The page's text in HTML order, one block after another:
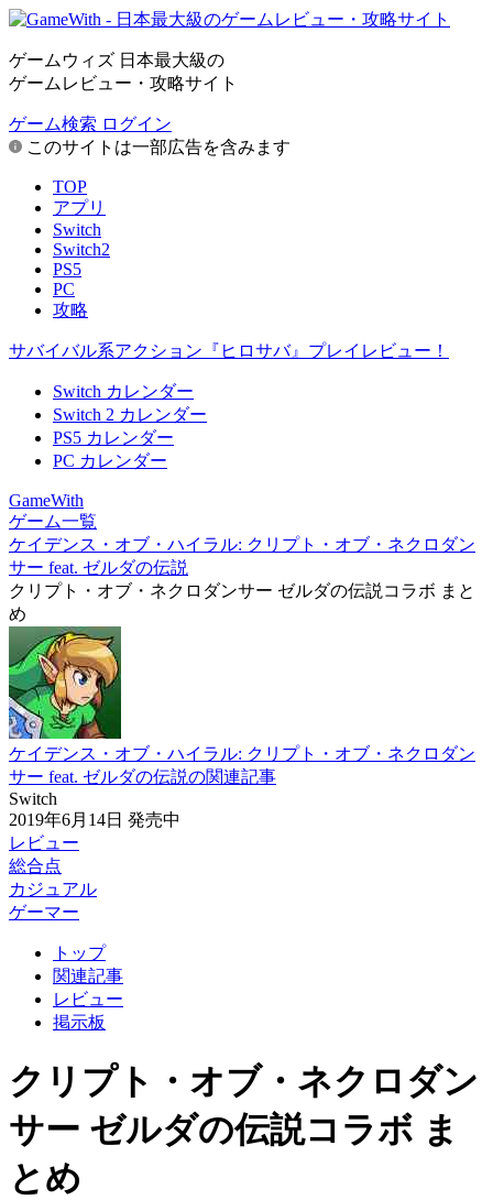
ゲームウィズ 日本最大級の
ゲームレビュー・攻略サイト
ゲーム検索 ログイン
このサイトは一部広告を含みます
TOP
アプリ
Switch
Switch2
PS5
PC
攻略
サバイバル系アクション『ヒロサバ』プレイレビュー！
Switch カレンダー
Switch 2 カレンダー
PS5 カレンダー
PC カレンダー
GameWith
ゲーム一覧
ケイデンス・オブ・ハイラル: クリプト・オブ・ネクロダン
サー feat. ゼルダの伝説
クリプト・オブ・ネクロダンサー ゼルダの伝説コラボ まと
め
ケイデンス・オブ・ハイラル: クリプト・オブ・ネクロダン
サー feat. ゼルダの伝説の関連記事
Switch
2019年6月14日 発売中
レビュー
総合点
カジュアル
ゲーマー
トップ
関連記事
レビュー
掲示板
クリプト・オブ・ネクロダン
サー ゼルダの伝説コラボ ま
とめ